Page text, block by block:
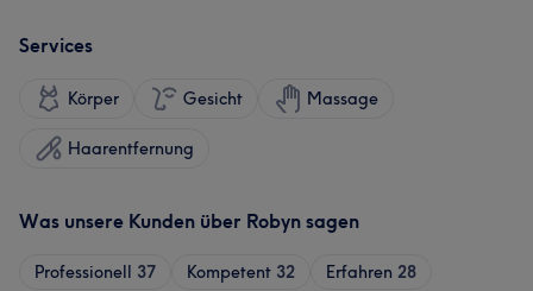
Services
Körper Gesicht Massage
Haarentfernung
Was unsere Kunden über Robyn sagen
Professionell 37 Kompetent 32 Erfahren 28